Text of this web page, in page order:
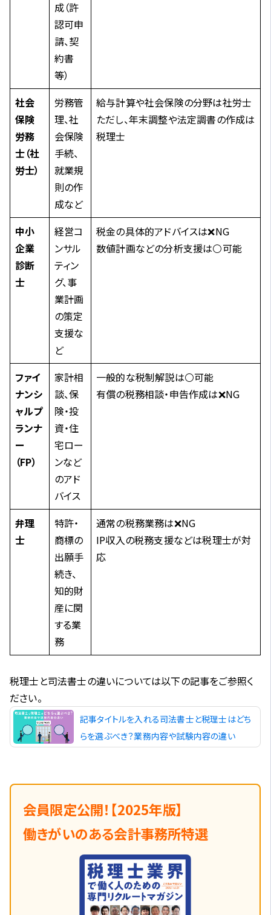
成（許
認可申
請、契
約書
等）
社会
保険
労務
士（社
労士）
労務管
理、社
会保険
手続、
就業規
則の作
成など
給与計算や社会保険の分野は社労士
ただし、年末調整や法定調書の作成は
税理士
中小
企業
診断
士
経営コ
ンサル
ティン
グ、事
業計画
の策定
支援な
ど
税金の具体的アドバイスは❌NG
数値計画などの分析支援は⚪可能
ファイ
ナンシ
ャルプ
ランナ
ー
（FP）
家計相
談、保
険・投
資・住
宅ロー
ンなど
のアド
バイス
一般的な税制解説は⚪可能
有償の税務相談・申告作成は❌NG
弁理
士
特許・
商標の
出願手
続き、
知的財
産に関
する業
務
通常の税務業務は❌NG
IP収入の税務支援などは税理士が対
応
税理士と司法書士の違いについては以下の記事をご参照く
ださい。
記事タイトルを入れる司法書士と税理士はどち
らを選ぶべき？業務内容や試験内容の違い
会員限定公開！【2025年版】
働きがいのある会計事務所特選